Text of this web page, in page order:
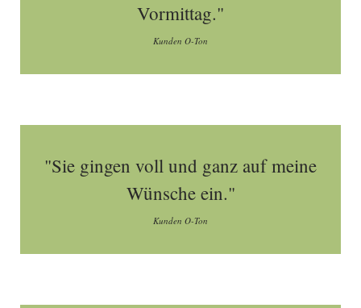
Vormittag."
Kunden O-Ton
"Sie gingen voll und ganz auf meine
Wünsche ein."
Kunden O-Ton